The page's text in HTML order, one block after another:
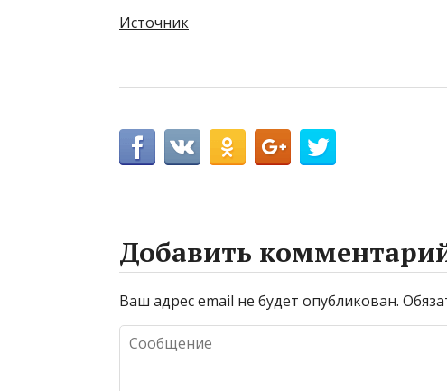
Источник
Добавить
Ваш адрес email не будет опубликован.